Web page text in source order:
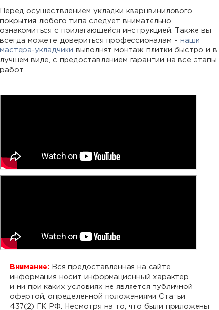
Перед осуществлением укладки кварцвинилового
покрытия любого типа следует внимательно
ознакомиться с прилагающейся инструкцией. Также вы
всегда можете довериться профессионалам – наши
мастера-укладчики выполнят монтаж плитки быстро и в
лучшем виде, с предоставлением гарантии на все этапы
работ.
Внимание: Вся предоставленная на сайте
информация носит информационный характер
и ни при каких условиях не является публичной
офертой, определенной положениями Статьи
437(2) ГК РФ. Несмотря на то, что были приложены